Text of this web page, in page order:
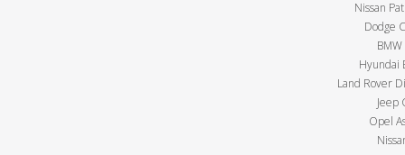
Nissan
Dodge
Hyundai
Land Rover
Jeep
Opel